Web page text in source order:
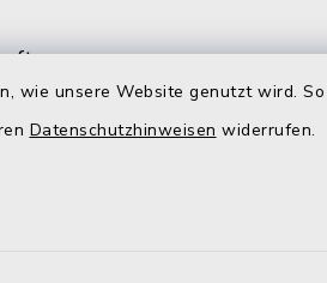
wie unsere Website genutzt wird.
Datenschutzhinweisen widerrufen.
als
und
aber,